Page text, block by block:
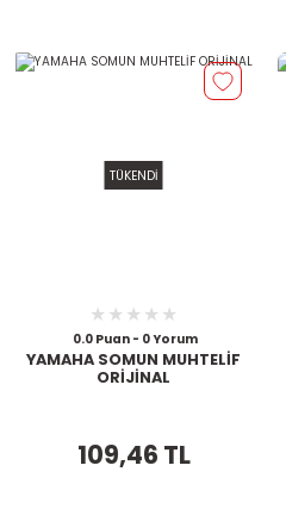
TÜKENDİ
0.0 Puan - 0 Yorum
YAMAHA SOMUN MUHTELİF
ORİJİNAL
109,46 TL